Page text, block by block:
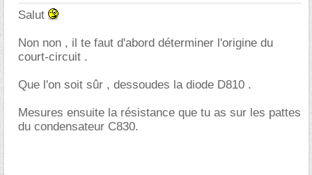
Salut
Non non , il te faut d'abord déterminer l'origine du
court-circuit .
Que l'on soit sûr , dessoudes la diode D810 .
Mesures ensuite la résistance que tu as sur les pattes
du condensateur C830.